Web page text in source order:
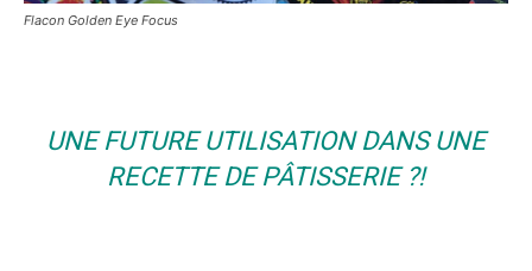
Flacon Golden Eye Focus
UNE FUTURE UTILISATION DANS UNE
RECETTE DE PÂTISSERIE ?!